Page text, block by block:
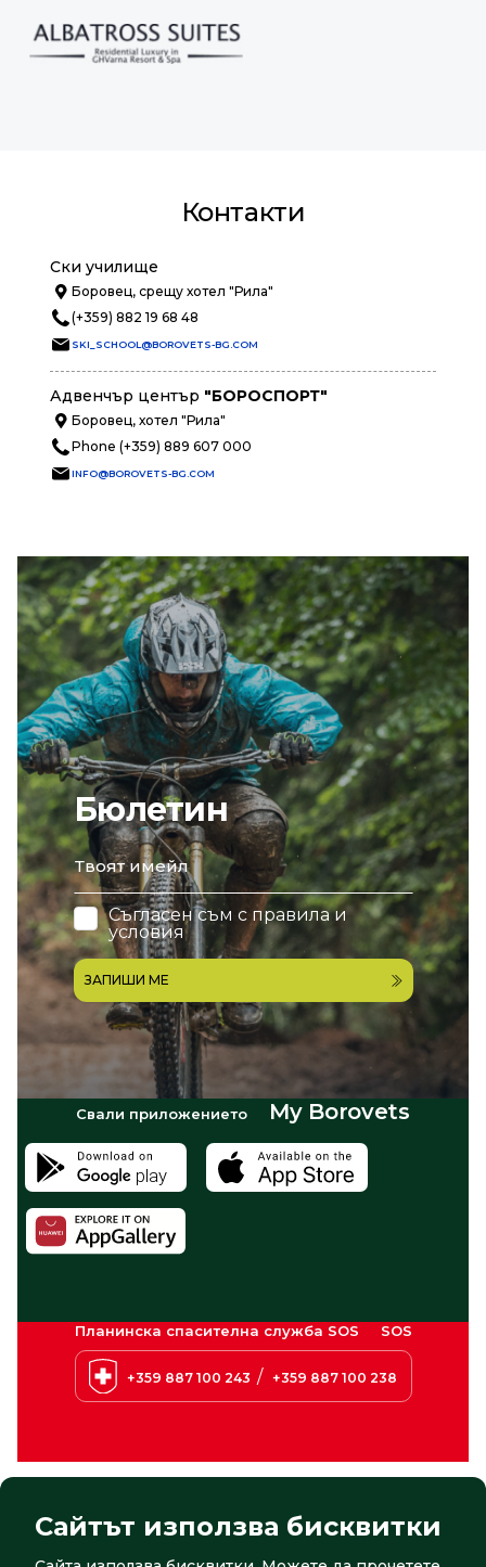
Бюлетин
email
Съгласен съм с правила и
условия
ЗАПИШИ МЕ
Контакти
Ски училище
Боровец, срещу хотел "Рила"
(+359) 882 19 68 48
SKI_SCHOOL@BOROVETS-BG.COM
Адвенчър център "БОРОСПОРТ"
Боровец, хотел "Рила"
Phone (+359) 889 607 000
INFO@BOROVETS-BG.COM
Свали приложението My Borovets
Планинска спасителна служба SOS SOS
+359 887 100 243 / +359 887 100 238
Сайтът използва бисквитки